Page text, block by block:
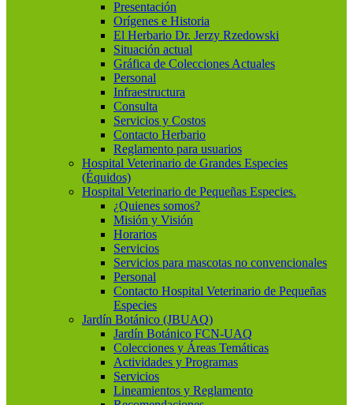
Presentación
Orígenes e Historia
El Herbario Dr. Jerzy Rzedowski
Situación actual
Gráfica de Colecciones Actuales
Personal
Infraestructura
Consulta
Servicios y Costos
Contacto Herbario
Reglamento para usuarios
Hospital Veterinario de Grandes Especies
(Équidos)
Hospital Veterinario de Pequeñas Especies.
¿Quienes somos?
Misión y Visión
Horarios
Servicios
Servicios para mascotas no convencionales
Personal
Contacto Hospital Veterinario de Pequeñas
Especies
Jardín Botánico (JBUAQ)
Jardín Botánico FCN-UAQ
Colecciones y Áreas Temáticas
Actividades y Programas
Servicios
Lineamientos y Reglamento